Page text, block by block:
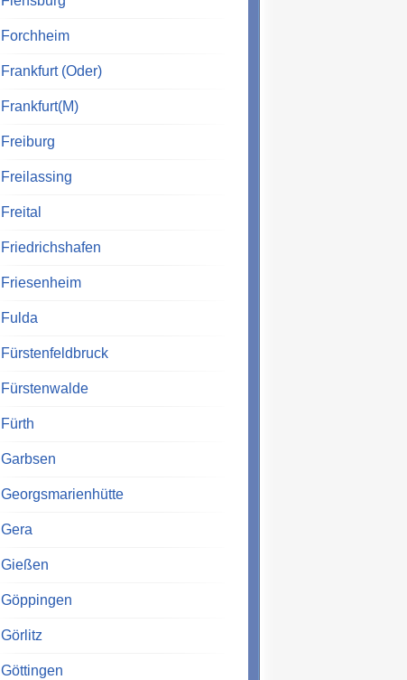
Forchheim
Frankfurt (Oder)
Frankfurt(M)
Freiburg
Freilassing
Freital
Friedrichshafen
Friesenheim
Fulda
Fürstenfeldbruck
Fürstenwalde
Fürth
Garbsen
Georgsmarienhütte
Gera
Gießen
Göppingen
Görlitz
Göttingen